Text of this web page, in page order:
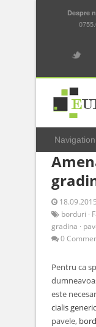
Despre
18.09.2015
borduri ·
gradina ·
0
Pentru ca
este
cialis
pavele,